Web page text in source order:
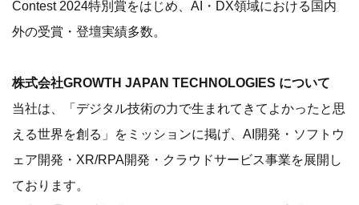
Contest 2024特別賞をはじめ、AI・DX領域における国内
外の受賞・登壇実績多数。
株式会社GROWTH JAPAN TECHNOLOGIES について
当社は、「デジタル技術の力で生まれてきてよかったと思
える世界を創る」をミッションに掲げ、AI開発・ソフトウ
ェア開発・XR/RPA開発・クラウドサービス事業を展開し
ております。